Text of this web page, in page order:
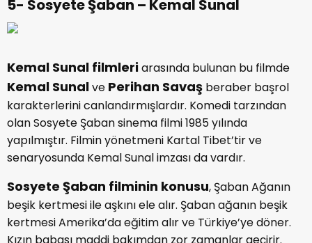
5- Sosyete Şaban – Kemal Sunal
Kemal Sunal filmleriarasında bulunan bu filmde
Kemal Sunalve Perihan Savaş beraber başrol
karakterlerini canlandırmışlardır. Komedi tarzından
olan Sosyete Şaban sinema filmi 1985 yılında
yapılmıştır. Filmin yönetmeni Kartal Tibet’tir ve
senaryosunda Kemal Sunal imzası da vardır.
Sosyete Şaban filminin konusu, Şaban Ağanın
beşik kertmesi ile aşkını ele alır. Şaban ağanın beşik
kertmesi Amerika’da eğitim alır ve Türkiye’ye döner.